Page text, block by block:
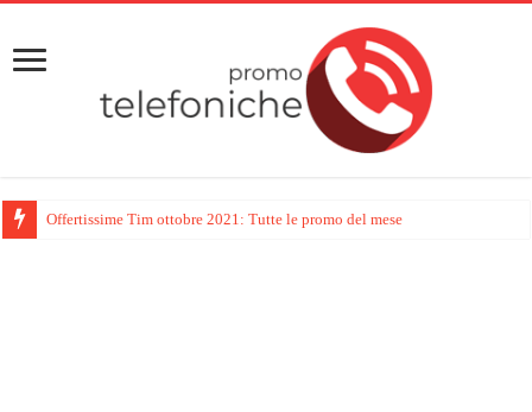
Offertissime Tim ottobre 2021: Tutte le promo del mese